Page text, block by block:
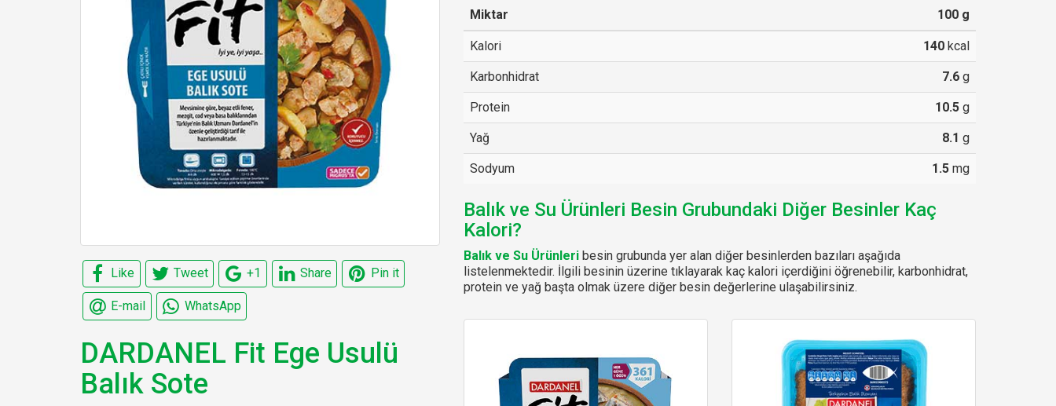
Like Tweet +1 Share Pin it
E-mail WhatsApp
DARDANEL Fit Ege Usulü
Balık Sote
Miktar 100g
Kalori 140kcal
Karbonhidrat 7.6g
Protein 10.5g
Yağ 8.1 g
Sodyum 1.5mg
Balık ve Su Ürünleri Besin Grubundaki Diğer Besinler Kaç
Kalori?
Balık ve Su Ürünleribesin grubunda yer alan diğer besinlerden bazıları aşağıda
listelenmektedir. İlgili besinin üzerine tıklayarak kaç kalori içerdiğini öğrenebilir, karbonhidrat,
protein ve yağ başta olmak üzere diğer besin değerlerine ulaşabilirsiniz.